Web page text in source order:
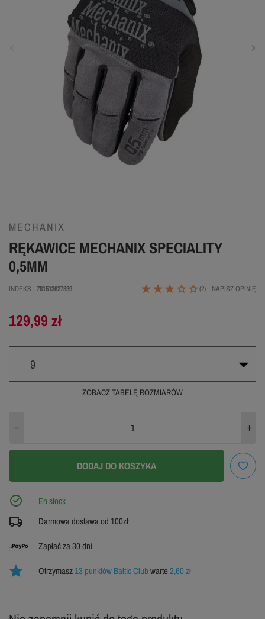
MECHANIX
RĘKAWICE MECHANIX SPECIALITY
0,5MM
INDEKS 781513627839 (2) NAPISZ OPINIĘ
129,99 zł
9
9
ZOBACZ TABELĘ ROZMIARÓW
ZOBACZ TABELĘ ROZMIARÓW
DODAJ DO KOSZYKA
En stock
Darmowa dostawa od 100zł
Zapłać za 30 dni
Otrzymasz13 punktów Baltic Clubwarte2,60 zł